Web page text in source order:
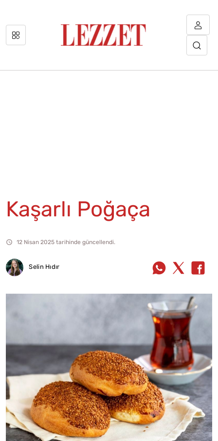
Kaşarlı Poğaça
12 Nisan 2025 tarihinde güncellendi.
Selin Hıdır